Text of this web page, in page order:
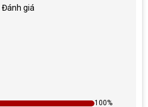
Duy:Nhún trên con vật lò xo không
Đánh giá
100%